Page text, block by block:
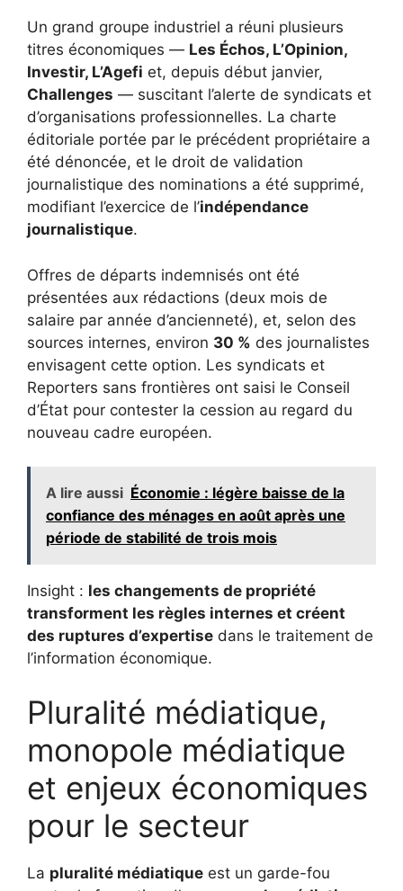
Un grand groupe industriel a réuni plusieurs
titres économiques — Les Échos, L’Opinion,
Investir, L’Agefi et, depuis début janvier,
Challenges — suscitant l’alerte de syndicats et
d’organisations professionnelles. La charte
éditoriale portée par le précédent propriétaire a
été dénoncée, et le droit de validation
journalistique des nominations a été supprimé,
modifiant l’exercice de l’indépendance
journalistique.
Offres de départs indemnisés ont été
présentées aux rédactions (deux mois de
salaire par année d’ancienneté), et, selon des
sources internes, environ 30 % des journalistes
envisagent cette option. Les syndicats et
Reporters sans frontières ont saisi le Conseil
d’État pour contester la cession au regard du
nouveau cadre européen.
A lire aussi Économie : légère baisse de la
confiance des ménages en août après une
période de stabilité de trois mois
Insight : les changements de propriété
transforment les règles internes et créent
des ruptures d’expertise dans le traitement de
l’information économique.
Pluralité médiatique,
monopole médiatique
et enjeux économiques
pour le secteur
La pluralité médiatique est un garde-fou